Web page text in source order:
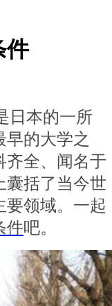
件
日本的一所
早的大学之
齐全、闻名于
囊括了当今世
要领域。一起
件吧。